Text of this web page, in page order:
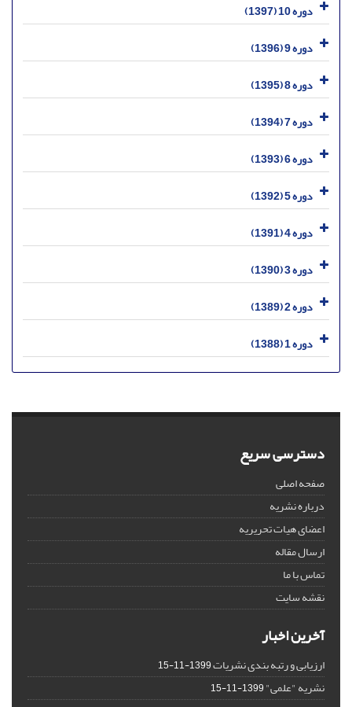
دوره 10 (1397)
دوره 9 (1396)
دوره 8 (1395)
دوره 7 (1394)
دوره 6 (1393)
دوره 5 (1392)
دوره 4 (1391)
دوره 3 (1390)
دوره 2 (1389)
دوره 1 (1388)
دسترسی سریع
صفحه اصلی
درباره نشریه
اعضای هیات تحریریه
ارسال مقاله
تماس با ما
نقشه سایت
آخرین اخبار
ارزیابی و رتبه بندی نشریات1399-11-15
نشریه "علمی"1399-11-15